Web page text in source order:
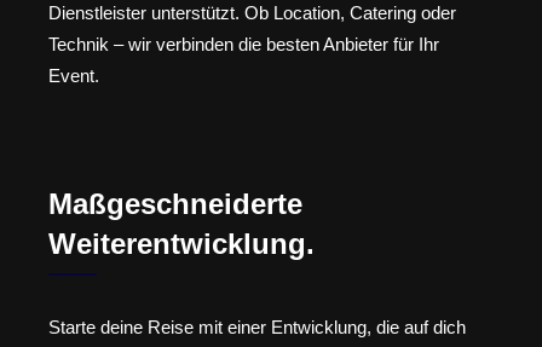
Dienstleister unterstützt. Ob Location, Catering oder
Technik – wir verbinden die besten Anbieter für Ihr
Event.
Maßgeschneiderte
Weiterentwicklung.
Starte deine Reise mit einer Entwicklung, die auf dich